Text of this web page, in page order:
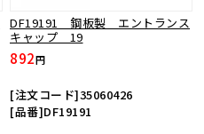
DF19191 鋼板製 エントランス
キャップ 19
892円
[注文コード]35060426
[品番]DF19191